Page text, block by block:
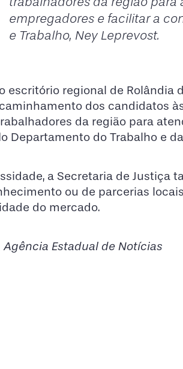
empregadores e facilitar a
e Trabalho, Ney Leprevost.
escritório regional de
dos candidatos
da região para
Departamento do Trabalho e
a Secretaria de Justiça
ou de parcerias
do mercado.
Estadual de Notícias